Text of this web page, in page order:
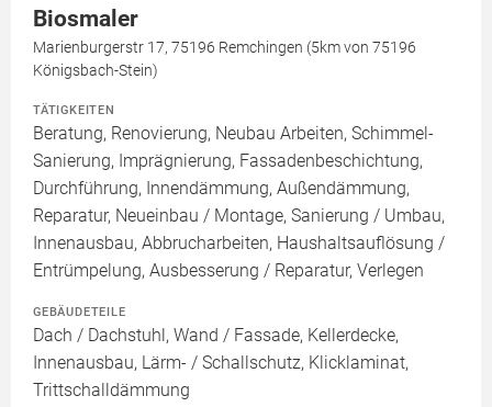
Biosmaler
Marienburgerstr 17, 75196 Remchingen (5km von 75196
Königsbach-Stein)
TÄTIGKEITEN
Beratung, Renovierung, Neubau Arbeiten, Schimmel-
Sanierung, Imprägnierung, Fassadenbeschichtung,
Durchführung, Innendämmung, Außendämmung,
Reparatur, Neueinbau / Montage, Sanierung / Umbau,
Innenausbau, Abbrucharbeiten, Haushaltsauflösung /
Entrümpelung, Ausbesserung / Reparatur, Verlegen
GEBÄUDETEILE
Dach / Dachstuhl, Wand / Fassade, Kellerdecke,
Innenausbau, Lärm- / Schallschutz, Klicklaminat,
Trittschalldämmung